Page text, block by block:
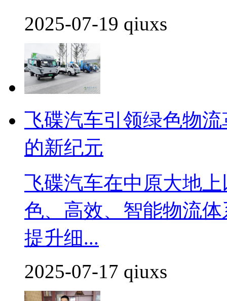
2025-07-19 qiuxs
飞碟汽车引领绿色物
的新纪元
飞碟汽车在中原大地
色、高效、智能物流
提升细...
2025-07-17 qiuxs